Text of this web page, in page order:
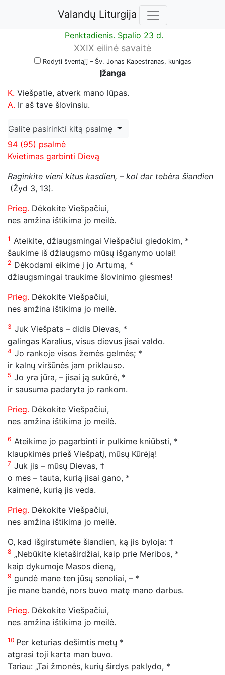
Valandų Liturgija
Penktadienis. Spalio 23 d.
XXIX eilinė savaitė
Rodyti šventąjį – Šv. Jonas Kapestranas, kunigas
Įžanga
K. Viešpatie, atverk mano lūpas.
A. Ir aš tave šlovinsiu.
Galite pasirinkti kitą psalmę
94 (95) psalmė
Kvietimas garbinti Dievą
Raginkite vieni kitus kasdien, – kol dar tebėra šiandien
(Žyd 3, 13).
Prieg. Dėkokite Viešpačiui,
nes amžina ištikima jo meilė.
1 Ateikite, džiaugsmingai Viešpačiui giedokim, *
šaukime iš džiaugsmo mūsų išganymo uolai!
2 Dėkodami eikime į jo Artumą, *
džiaugsmingai traukime šlovinimo giesmes!
Prieg. Dėkokite Viešpačiui,
nes amžina ištikima jo meilė.
3 Juk Viešpats – didis Dievas, *
galingas Karalius, visus dievus jisai valdo.
4 Jo rankoje visos žemės gelmės; *
ir kalnų viršūnės jam priklauso.
5 Jo yra jūra, – jisai ją sukūrė, *
ir sausuma padaryta jo rankom.
Prieg. Dėkokite Viešpačiui,
nes amžina ištikima jo meilė.
6 Ateikime jo pagarbinti ir pulkime kniūbsti, *
klaupkimės prieš Viešpatį, mūsų Kūrėją!
7 Juk jis – mūsų Dievas, †
o mes – tauta, kurią jisai gano, *
kaimenė, kurią jis veda.
Prieg. Dėkokite Viešpačiui,
nes amžina ištikima jo meilė.
O, kad išgirstumėte šiandien, ką jis byloja: †
8 „Nebūkite kietaširdžiai, kaip prie Meribos, *
kaip dykumoje Masos dieną,
9 gundė mane ten jūsų senoliai, – *
jie mane bandė, nors buvo matę mano darbus.
Prieg. Dėkokite Viešpačiui,
nes amžina ištikima jo meilė.
10 Per keturias dešimtis metų *
atgrasi toji karta man buvo.
Tariau: „Tai žmonės, kurių širdys paklydo, *